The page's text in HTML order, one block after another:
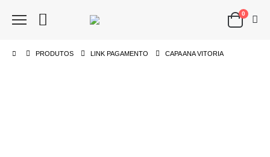
0
PRODUTOS LINK PAGAMENTO CAPA ANA VITORIA